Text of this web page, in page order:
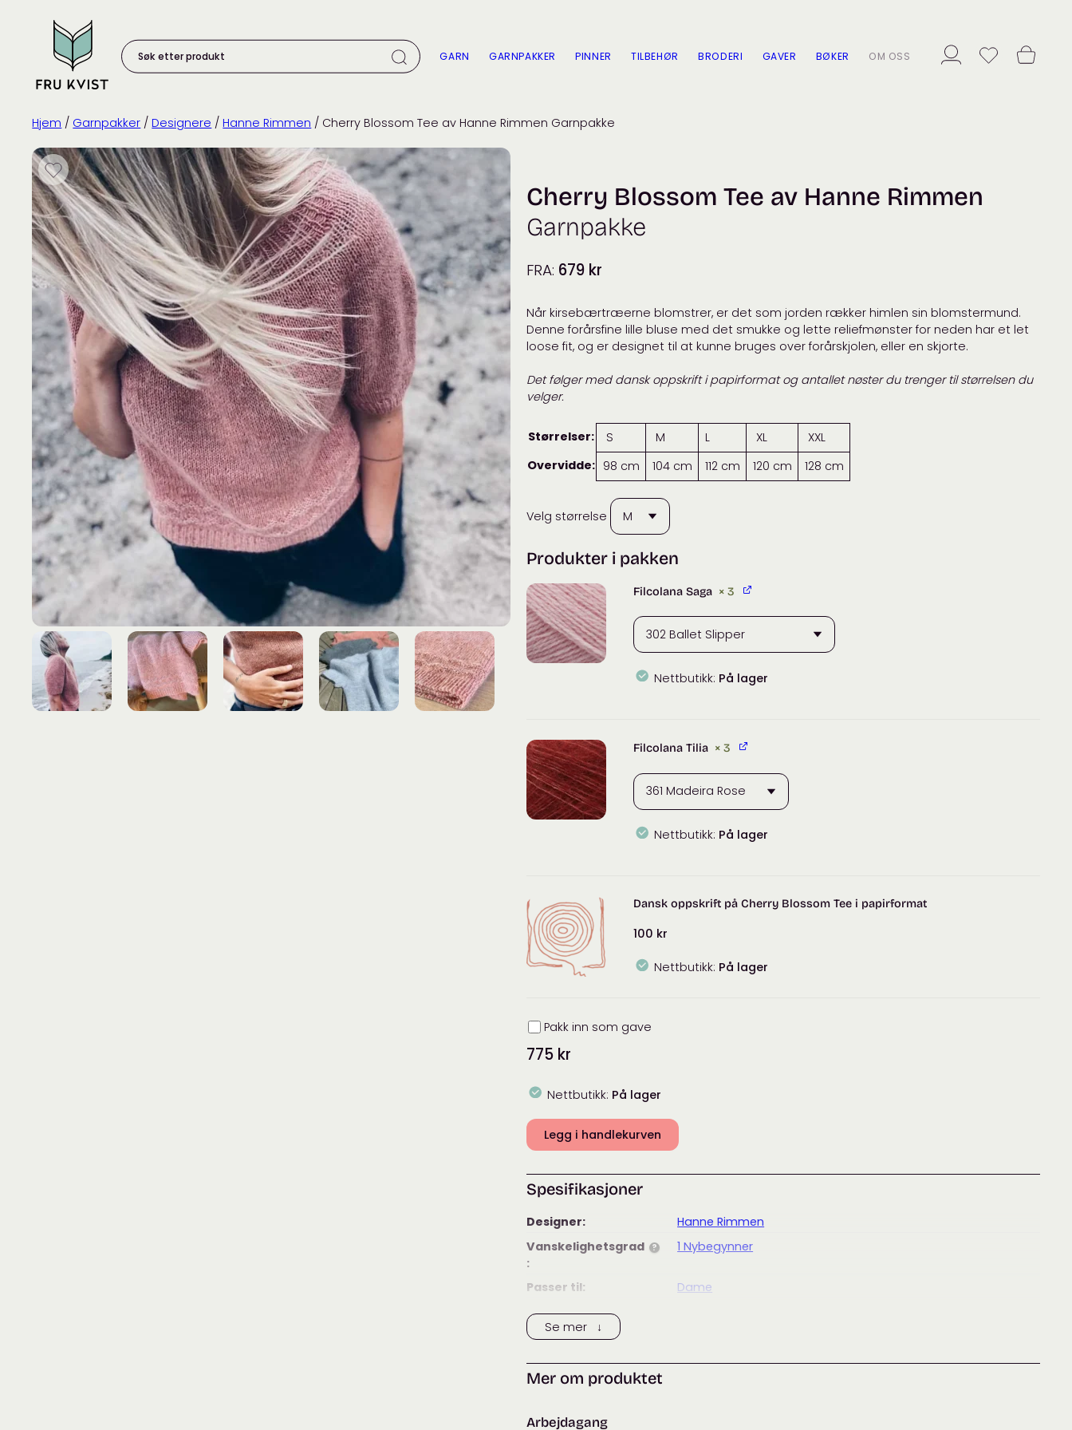
content
etter
produkt:
GARN GARNPAKKER PINNER TILBEHØR BRODERI GAVER BØKER OM OSS
Hjem / Garnpakker / Designere / Hanne Rimmen / Cherry Blossom Tee av Hanne Rimmen Garnpakke
Cherry Blossom Tee av Hanne Rimmen
Garnpakke
FRA: 679 kr
Når kirsebærtræerne blomstrer, er det som jorden rækker himlen sin blomstermund.
Denne forårsfine lille bluse med det smukke og lette reliefmønster for neden har et let
loose fit, og er designet til at kunne bruges over forårskjolen, eller en skjorte.
Det følger med dansk oppskrift i papirformat og antallet nøster du trenger til størrelsen du
velger.
Størrelser: S M L XL
XXL
Overvidde: 98 cm 104 cm 112 cm 120 cm 128 cm
Velg størrelse
Produkter i pakken
Filcolana Saga × 3
Nettbutikk: På lager
Filcolana Tilia × 3
Nettbutikk: På lager
antall
Dansk oppskrift på Cherry Blossom Tee i papirformat
100 kr
Nettbutikk: På lager
Innpakning
Pakk inn som gave
775 kr
Nettbutikk: På lager
Legg i handlekurven
Spesifikasjoner
Designer:
Hanne Rimmen
Vanskelighetsgrad ?
:
1 Nybegynner
Passer til:
Dame
Merke:
Tags:
Kategorier:
Se mer ↓
Mer om produktet
Arbejdagang